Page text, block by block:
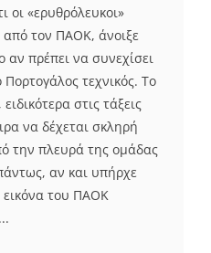
οι «ερυθρόλευκοι»
από τον ΠΑΟΚ, άνοιξε
αν πρέπει να συνεχίσει
τεχνικός. Το
στις τάξεις
να δέχεται σκληρή
την πλευρά της ομάδας
αν και υπήρχε
εικόνα του ΠΑΟΚ